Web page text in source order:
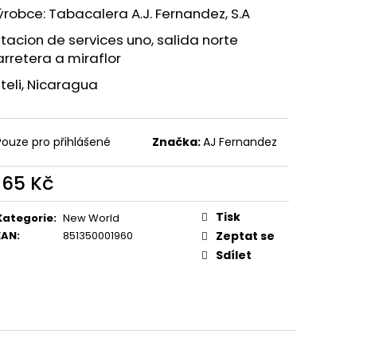
Tabacalera A.J. Fernandez, S.A
de services uno, salida norte
a miraflor
Nicaragua
pro přihlášené Značka:AJ Fernandez
Kč
: New World
: 851350001960
Tisk
Zeptat se
Sdílet
NICARAGUA